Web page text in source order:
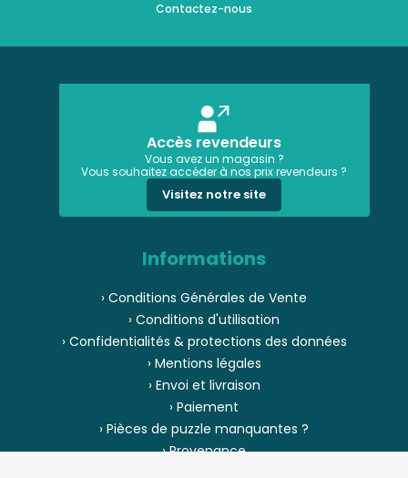
Contactez-nous
Accès revendeurs
Vous avez un magasin ?
Vous souhaitez accéder à nos prix revendeurs ?
Visitez notre site
Informations
› Conditions Générales de Vente
› Conditions d'utilisation
› Confidentialités & protections des données
› Mentions légales
› Envoi et livraison
› Paiement
› Pièces de puzzle manquantes ?
› Provenance